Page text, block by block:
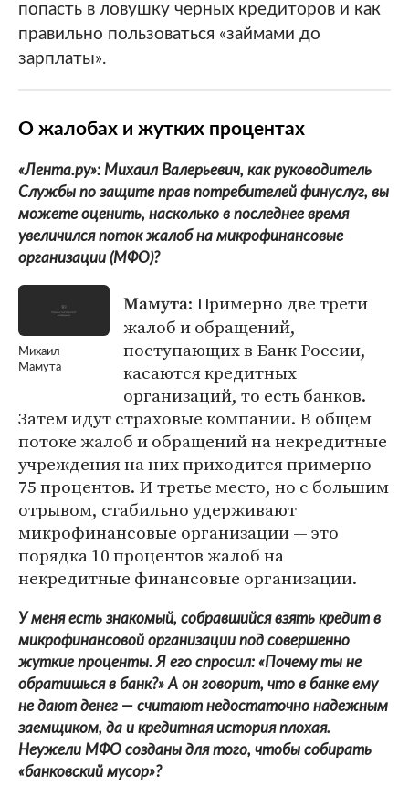
попасть в ловушку черных кредиторов и как
правильно пользоваться «займами до
зарплаты».
О жалобах и жутких процентах
«Лента.ру»: Михаил Валерьевич, как руководитель
Службы по защите прав потребителей финуслуг, вы
можете оценить, насколько в последнее время
увеличился поток жалоб на микрофинансовые
организации (МФО)?
Михаил
Мамута
Мамута: Примерно две трети
жалоб и обращений,
поступающих в Банк России,
касаются кредитных
организаций, то есть банков.
Затем идут страховые компании. В общем
потоке жалоб и обращений на некредитные
учреждения на них приходится примерно
75 процентов. И третье место, но с большим
отрывом, стабильно удерживают
микрофинансовые организации — это
порядка 10 процентов жалоб на
некредитные финансовые организации.
У меня есть знакомый, собравшийся взять кредит в
микрофинансовой организации под совершенно
жуткие проценты. Я его спросил: «Почему ты не
обратишься в банк?» А он говорит, что в банке ему
не дают денег — считают недостаточно надежным
заемщиком, да и кредитная история плохая.
Неужели МФО созданы для того, чтобы собирать
«банковский мусор»?